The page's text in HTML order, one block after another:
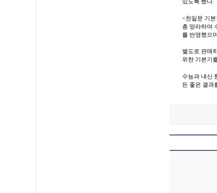
<천일문 기
총 망라하여
를 반영했으
별도로 판매
위한 기본기
수능과 내신
든 좋은 결과